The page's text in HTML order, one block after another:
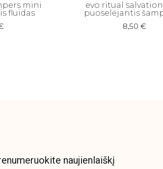
mini
fluidas
evo ritual
puoselėjantis
8,50€
naujienlaiškį